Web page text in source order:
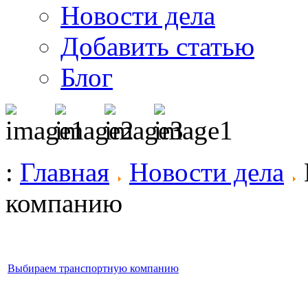
Новости дела
Добавить статью
Блог
: Главная Новости дела
компанию
Выбираем транспортную компанию